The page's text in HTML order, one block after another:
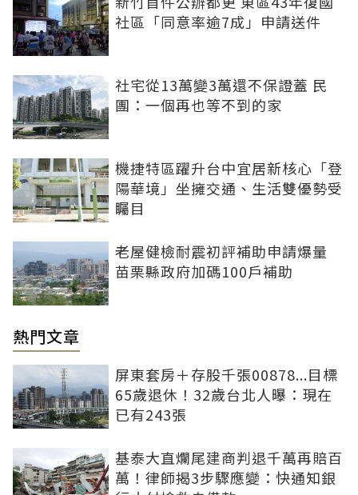
社區「同意率逾7成」申請送件
社宅從13萬變3萬還不保證蓋 民
團：一個再也等不到的家
機捷特區躍升台中宜居新核心「登
陽華境」坐擁交通、生活雙優勢受
矚目
老屋健檢耐震初評補助申請爆量
苗栗縣政府加碼100戶補助
熱門文章
屏東套房＋存股千張00878...目標
65歲退休！32歲台北人曝：現在
已有243張
基泰大直爛尾建商判退千萬再賠百
萬！律師揭3步驟應變：快通知銀